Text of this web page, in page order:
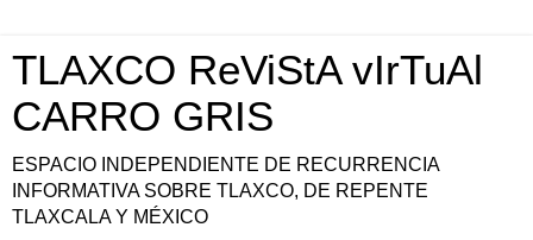
TLAXCO ReViStA vIrTuAl
CARRO GRIS
ESPACIO INDEPENDIENTE DE RECURRENCIA
INFORMATIVA SOBRE TLAXCO, DE REPENTE
TLAXCALA Y MÉXICO